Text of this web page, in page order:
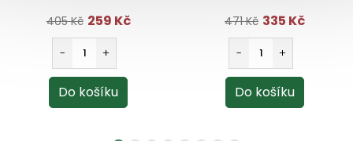
405 Kč 259 Kč 471 Kč 335 Kč